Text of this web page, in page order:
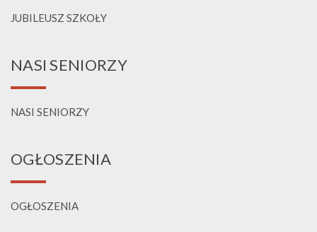
JUBILEUSZ SZKOŁY
NASI SENIORZY
NASI SENIORZY
OGŁOSZENIA
OGŁOSZENIA